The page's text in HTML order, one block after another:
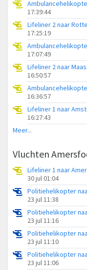
17:39:44
Lifeliner 2 naar
17:25:19
17:07:49
Lifeliner 2 naar
16:50:57
16:36:57
Lifeliner 1 naar
16:27:43
Meer...
Vluchten
Lifeliner 1 naar
30 jul 01:04
23 jul 11:38
Politiehelikopter
23 jul 11:16
23 jul 11:10
23 jul 11:06